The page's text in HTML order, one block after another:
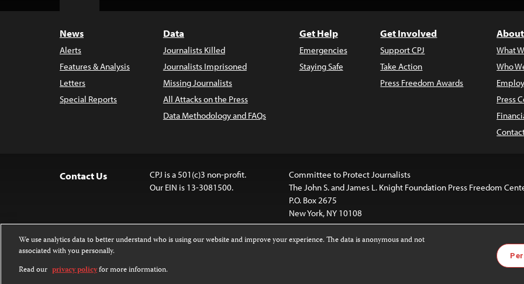
News
Alerts
Features & Analysis
Letters
Special Reports
Data
Journalists Killed
Journalists Imprisoned
Missing Journalists
All Attacks on the Press
Data Methodology and FAQs
Get Help
Emergencies
Staying Safe
Get Involved
Support CPJ
Take Action
Press Freedom Awards
What
Who
Press
Contact Us
CPJ is a 501(c)3 non-profit.
Our EIN is 13-3081500.
Committee to Protect Journalists
The John S. and James L. Knight Foundation Press Freedom
P.O. Box 2675
New York, NY 10108
Except where noted, text on this website is licensed under a
Attribution-NonCommercial-NoDerivatives 4.0 International License
Images and other
For more
We use analytics data to better understand who is using our website and improve your experience. The data is anonymous and not
associated with you personally.
Read our privacy policyfor more information.